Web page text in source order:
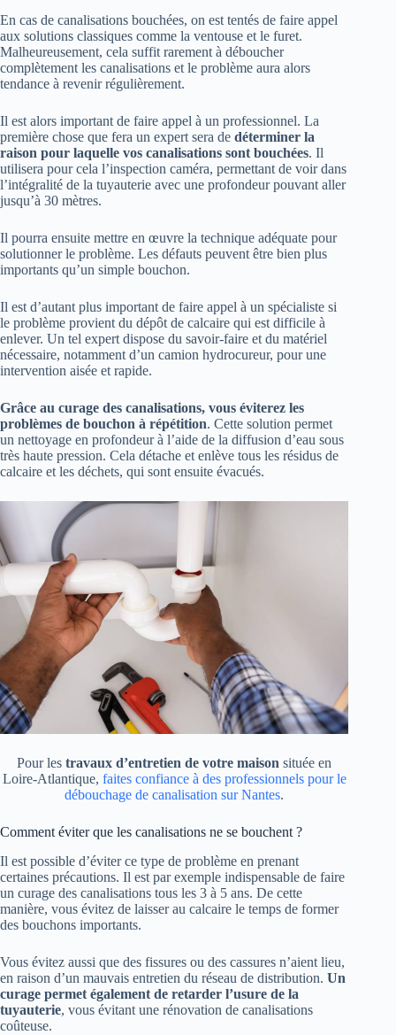
En cas de canalisations bouchées, on est tentés de faire appel
aux solutions classiques comme la ventouse et le furet.
Malheureusement, cela suffit rarement à déboucher
complètement les canalisations et le problème aura alors
tendance à revenir régulièrement.
Il est alors important de faire appel à un professionnel. La
première chose que fera un expert sera de déterminer la
raison pour laquelle vos canalisations sont bouchées. Il
utilisera pour cela l’inspection caméra, permettant de voir dans
l’intégralité de la tuyauterie avec une profondeur pouvant aller
jusqu’à 30 mètres.
Il pourra ensuite mettre en œuvre la technique adéquate pour
solutionner le problème. Les défauts peuvent être bien plus
importants qu’un simple bouchon.
Il est d’autant plus important de faire appel à un spécialiste si
le problème provient du dépôt de calcaire qui est difficile à
enlever. Un tel expert dispose du savoir-faire et du matériel
nécessaire, notamment d’un camion hydrocureur, pour une
intervention aisée et rapide.
Grâce au curage des canalisations, vous éviterez les
problèmes de bouchon à répétition. Cette solution permet
un nettoyage en profondeur à l’aide de la diffusion d’eau sous
très haute pression. Cela détache et enlève tous les résidus de
calcaire et les déchets, qui sont ensuite évacués.
Pour lestravaux d’entretien de votre maison située en
Loire-Atlantique, faites confiance à des professionnels pour le
débouchage de canalisation sur Nantes.
Comment éviter que les canalisations ne se bouchent ?
Il est possible d’éviter ce type de problème en prenant
certaines précautions. Il est par exemple indispensable de faire
un curage des canalisations tous les 3 à 5 ans. De cette
manière, vous évitez de laisser au calcaire le temps de former
des bouchons importants.
Vous évitez aussi que des fissures ou des cassures n’aient lieu,
en raison d’un mauvais entretien du réseau de distribution. Un
curage permet également de retarder l’usure de la
tuyauterie, vous évitant une rénovation de canalisations
coûteuse.